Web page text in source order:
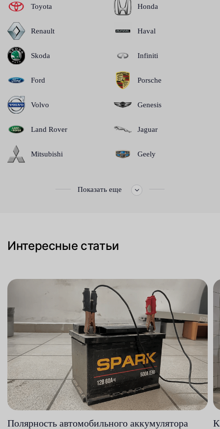
Toyota
Renault
Skoda
Ford
Volvo
Land Rover
Mitsubishi
Honda
Haval
Infiniti
Porsche
Genesis
Jaguar
Geely
Показать еще
Интересные статьи
Полярность автомобильного аккумулятора